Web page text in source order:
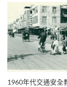
1960年代交通安全